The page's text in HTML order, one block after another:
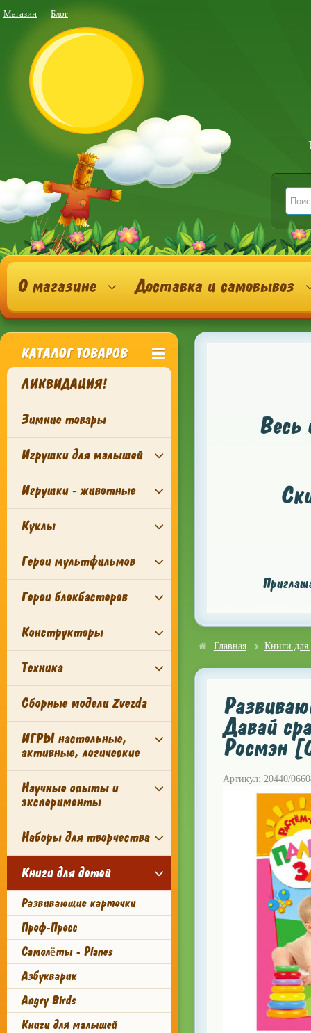
Магазин Блог
О магазине Доставка и самовывоз
КАТАЛОГ ТОВАРОВ
ЛИКВИДАЦИЯ!
Зимние товары
Игрушки для малышей
Игрушки - животные
Куклы
Герои мультфильмов
Герои блокбастеров
Конструкторы
Техника
Сборные модели Zvezda
ИГРЫ настольные,
активные, логические
Научные опыты и
эксперименты
Наборы для творчества
Книги для детей
Развивающие карточки
Проф-Пресс
Самолёты - Planes
Азбукварик
Angry Birds
Книги для малышей
Весь
Главная Книги для
Давай
Росмэн
Артикул: 20440/